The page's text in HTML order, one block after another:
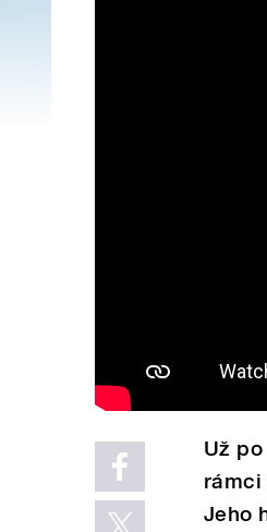
Už
rámci
Jeho